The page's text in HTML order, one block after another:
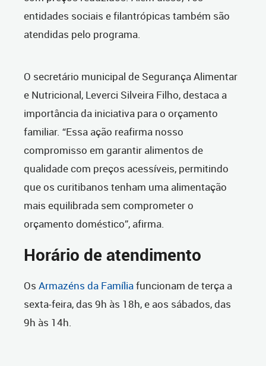
entidades sociais e filantrópicas também são
atendidas pelo programa.
O secretário municipal de Segurança Alimentar
e Nutricional, Leverci Silveira Filho, destaca a
importância da iniciativa para o orçamento
familiar. “Essa ação reafirma nosso
compromisso em garantir alimentos de
qualidade com preços acessíveis, permitindo
que os curitibanos tenham uma alimentação
mais equilibrada sem comprometer o
orçamento doméstico”, afirma.
Horário de atendimento
Os Armazéns da Famíliafuncionam de terça a
sexta-feira, das 9h às 18h, e aos sábados, das
9h às 14h.